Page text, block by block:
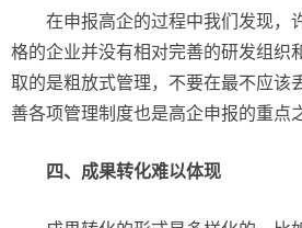
在申报高企的过程中我们发现，
格的企业并没有相对完善的研发组织
取的是粗放式管理，不要在最不应该
善各项管理制度也是高企申报的重点
四、成果转化难以体现